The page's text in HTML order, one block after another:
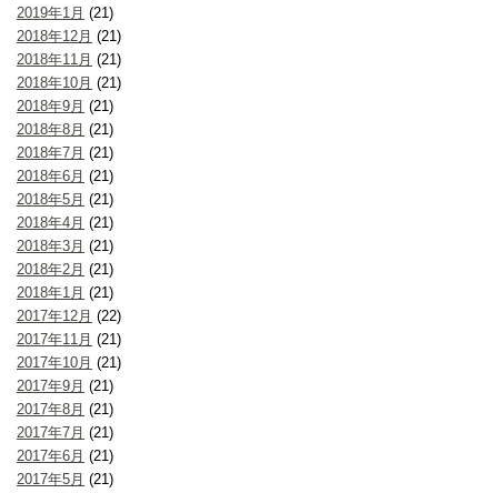
2019年1月 (21)
2018年12月 (21)
2018年11月 (21)
2018年10月 (21)
2018年9月 (21)
2018年8月 (21)
2018年7月 (21)
2018年6月 (21)
2018年5月 (21)
2018年4月 (21)
2018年3月 (21)
2018年2月 (21)
2018年1月 (21)
2017年12月 (22)
2017年11月 (21)
2017年10月 (21)
2017年9月 (21)
2017年8月 (21)
2017年7月 (21)
2017年6月 (21)
2017年5月 (21)